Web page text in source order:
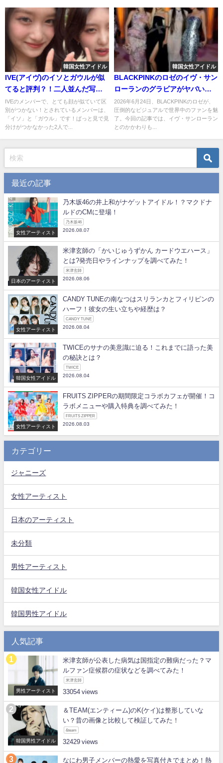
韓国女性アイドル
IVE(アイヴ)のイソとガウルが似
てると評判？！二人並んだ写真
を見てもビックリ！
IVEのメンバーで、とても顔が似ていて区
別がつかない！とされているメンバーは、
「イソ」と「ガウル」です！ぱっと見で見
分けがつかなかった2人で...
韓国女性アイドル
BLACKPINKのロゼのイヴ・サン
ローランのグラビアがヤバい！
ファンの反応は？
2026年6月24日、BLACKPINKのロゼが、
圧倒的なビジュアルで世界中のファンを魅
了。今回の記事では、イヴ・サンローラン
とのかかわりも...
最近の記事
女性アーティスト
乃木坂46の井上和がナゲットアイドル！？マクドナ
ルドのCMに登場！
乃木坂46
2026.08.07
日本のアーティスト
米津玄師の「かいじゅうずかん カードウエハース」
とは?発売日やラインナップを調べてみた！
米津玄師
2026.08.06
女性アーティスト
CANDY TUNEの南なつはスリランカとフィリピンの
ハーフ！彼女の生い立ちや経歴は？
CANDY TUNE
2026.08.04
韓国女性アイドル
TWICEのサナの美意識に迫る！これまでに語った美
の秘訣とは？
TWICE
2026.08.04
女性アーティスト
FRUITS ZIPPERの期間限定コラボカフェが開催！コ
ラボメニューや購入特典を調べてみた！
FRUITS ZIPPER
2026.08.03
カテゴリー
ジャニーズ
女性アーティスト
日本のアーティスト
未分類
男性アーティスト
韓国女性アイドル
韓国男性アイドル
人気記事
男性アーティスト
米津玄師が公表した病気は国指定の難病だった？マ
ルファン症候群の症状などを調べてみた！
米津玄師
33054
韓国男性アイドル
＆TEAM(エンティーム)のK(ケイ)は整形していな
い？昔の画像と比較して検証してみた！
&team
32429
なにわ男子メンバーの熱愛を写真付きでまとめ！熱